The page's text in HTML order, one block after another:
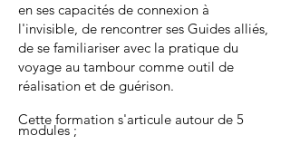
en ses capacités de connexion à
l'invisible, de rencontrer ses Guides alliés,
de se familiariser avec la pratique du
voyage au tambour comme outil de
réalisation et de guérison.
Cette formation s'articule autour de 5
modules ;